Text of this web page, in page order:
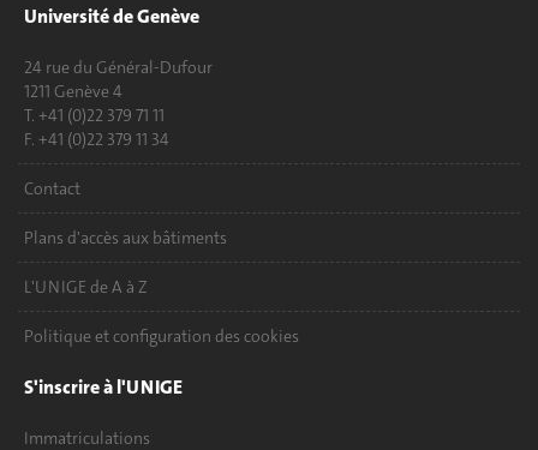
Université de Genève
24 rue du Général-Dufour
1211 Genève 4
T. +41 (0)22 379 71 11
F. +41 (0)22 379 11 34
Contact
Plans d'accès aux bâtiments
L'UNIGE de A à Z
Politique et configuration des cookies
S'inscrire à l'UNIGE
Immatriculations